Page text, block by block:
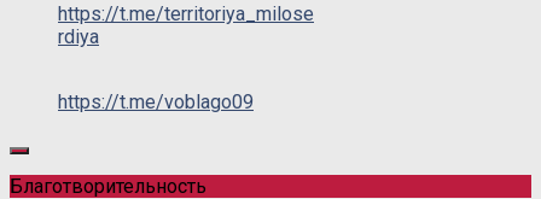
https://t.me/territoriya_milose
rdiya
https://t.me/voblago09
Благотворительность